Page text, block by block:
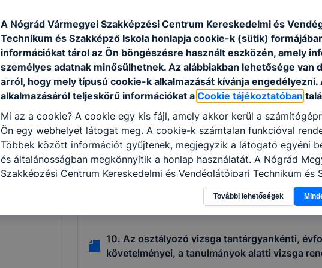
6.2 Szervezeti és Működési Szabályzat
6.3 Házirend
7. Betöltött munkakörök alapján az oktatók
szakképzettsége
8. Az osztályok száma, és az egyes osztályok
9. A tanulók, illetve a képzésben résztvevő
kimaradásával, évfolyamismétlésével
10. Az osztályozó vizsga tantárgyankénti,
követelményei, a tanulmányok alatti vizsga
A Nógrád Vármegyei Szakképzési Centrum Kereskedelmi és
Technikum és Szakképző Iskola honlapja cookie-k (sütik)
információkat tárol az Ön böngészésre használt eszközén, amely
személyes adatnak minősülhetnek. Az alábbiakban lehetősége van
arról, hogy mely típusú cookie-k alkalmazását kívánja engedélyezni.
alkalmazásáról teljeskörű információkat a Cookie tájékoztatóban
Mi az a cookie? A cookie egy kis fájl, amely akkor kerül a
Ön egy webhelyet látogat meg. A cookie-k számtalan funkcióval
Többek között információt gyűjtenek, megjegyzik a látogató egyéni
és általánosságban megkönnyítik a honlap használatát. A Nógrád
Szakképzési Centrum Kereskedelmi és Vendéglátóipari Technikum és
Iskola honlapja a cookie-kat a következő célokból használja:
azzal kapcsolatban, hogyan használja Ön a honlapot -annak
honlap melyik részeit látogatja, vagy használja leginkább, így
oldalunkat, honlap fejlesztése. Hogyan ellenőrizheti és hogyan tudja
cookie-kat? Minden modern böngésző engedélyezi a cookie-k
További lehetőségek